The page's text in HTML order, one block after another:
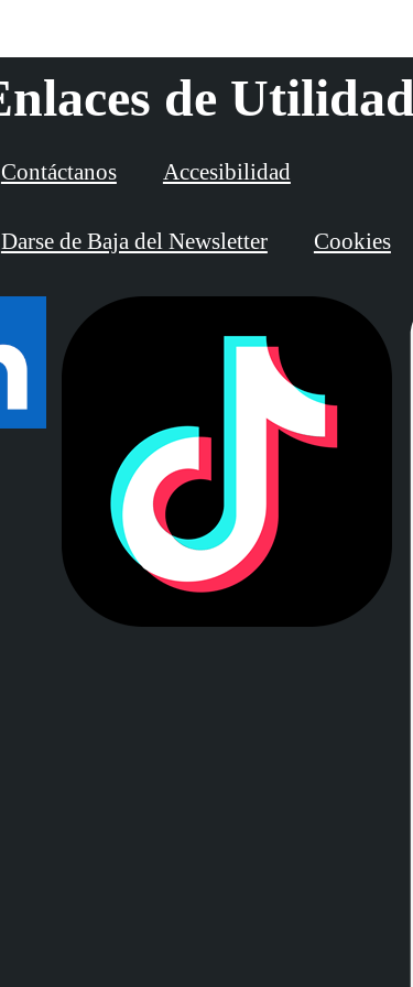
de Utilidad
Contáctanos Accesibilidad
Darse de Baja del Newsletter Cookies